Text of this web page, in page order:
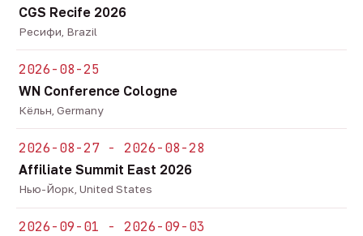
CGS Recife 2026
Ресифи, Brazil
2026-08-25
WN Conference Cologne
Кёльн, Germany
2026-08-27 - 2026-08-28
Affiliate Summit East 2026
Нью-Йорк, United States
2026-09-01 - 2026-09-03